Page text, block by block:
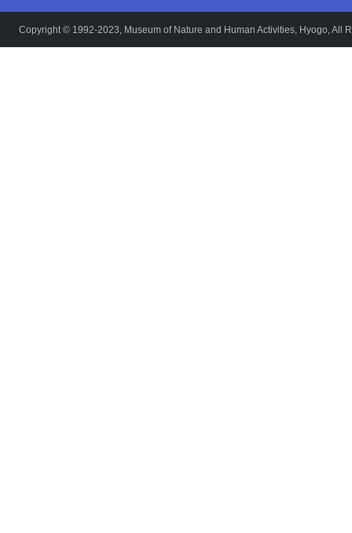
Copyright © 1992-2023, Museum of Nature and Human Activities, Hyogo, All